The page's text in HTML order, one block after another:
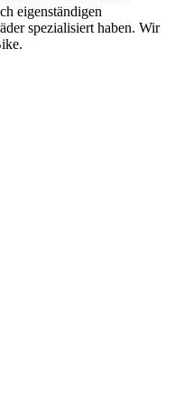
eigenständigen
spezialisiert haben. Wir